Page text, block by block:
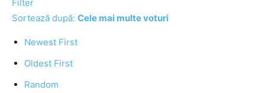
Filter
Sortează după: Cele mai multe voturi
Newest First
Oldest First
Random